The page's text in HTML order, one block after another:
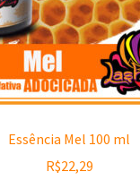
Essência Mel 100 ml
R$22,29